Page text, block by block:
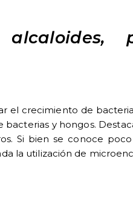
el crecimiento de
y hongos.
Si bien se conoce
la utilización de